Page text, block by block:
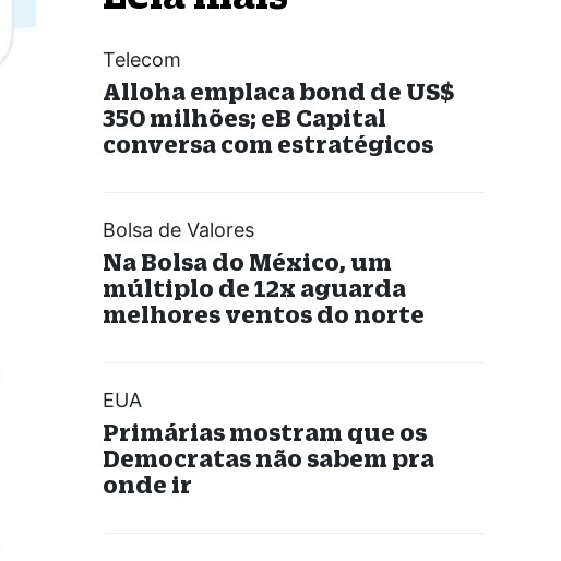
Telecom
Alloha emplaca bond de US$
350 milhões; eB Capital
conversa com estratégicos
Bolsa de Valores
Na Bolsa do México, um
múltiplo de 12x aguarda
melhores ventos do norte
EUA
Primárias mostram que os
Democratas não sabem pra
onde ir